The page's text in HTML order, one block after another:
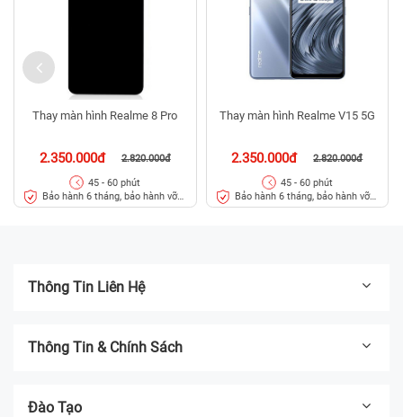
Thay màn hình Realme 8 Pro
2.350.000đ 2.820.000đ
45 - 60 phút
Bảo hành 6 tháng, bảo hành vỡ
kính 3 tháng
Thay màn hình Realme V15 5G
2.350.000đ 2.820.000đ
45 - 60 phút
Bảo hành 6 tháng, bảo hành vỡ
kính 3 tháng
Thông Tin Liên Hệ
Thông Tin & Chính Sách
Đào Tạo